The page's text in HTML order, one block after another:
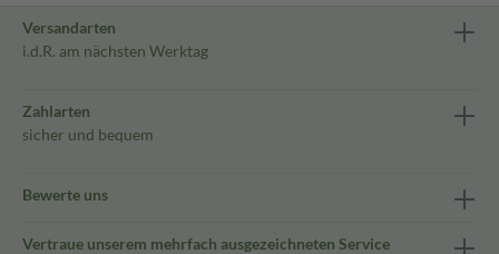
Versandarten
i.d.R. am nächsten Werktag
Zahlarten
sicher und bequem
Bewerte uns
Vertraue unserem mehrfach ausgezeichneten Service